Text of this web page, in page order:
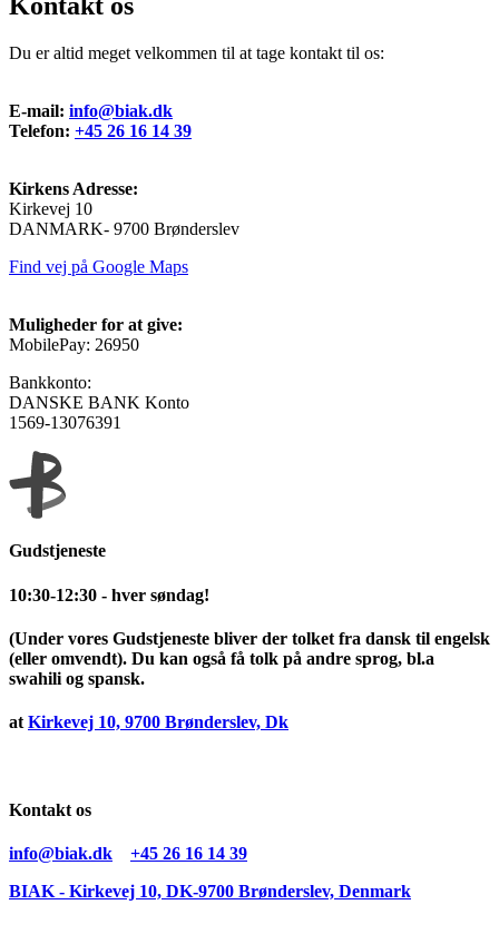
Kontakt os
Du er altid meget velkommen til at tage kontakt til os:
E-mail: info@biak.dk
Telefon: +45 26 16 14 39
Kirkens Adresse:
Kirkevej 10
DANMARK- 9700 Brønderslev
Find vej på Google Maps
Muligheder for at give:
MobilePay: 26950
Bankkonto:
DANSKE BANK Konto
1569-13076391
Gudstjeneste
10:30-12:30 - hver søndag!
(Under vores Gudstjeneste bliver der tolket fra dansk til engelsk
(eller omvendt). Du kan også få tolk på andre sprog, bl.a
swahili og spansk.
at Kirkevej 10, 9700 Brønderslev, Dk
Kontakt os
info@biak.dk
+45 26 16 14 39
BIAK - Kirkevej 10, DK-9700 Brønderslev, Denmark